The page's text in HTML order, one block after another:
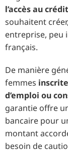
l’accès au
souhaitent
entreprise, peu
français.
De manière
femmes
d’emploi ou
garantie offre
bancaire pour
montant
besoin de